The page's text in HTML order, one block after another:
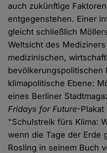
auch zukünftige
entgegenstehen. Einer
gleicht schließlich
Weltsicht des
medizinischen,
bevölkerungspolitischen
klimapolitische Ebene:
eines Berliner
Fridays for Future-Plakat
"Schulstreik fürs Klima:
wenn die Tage der Erde
Rosling in seinem Buch